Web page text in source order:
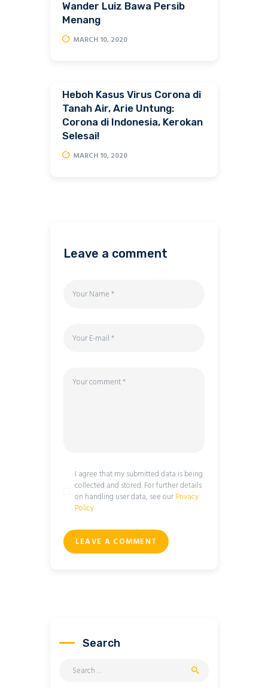
Wander Luiz Bawa Persib
Menang
MARCH 10, 2020
Heboh Kasus Virus Corona di
Tanah Air, Arie Untung:
Corona di Indonesia, Kerokan
Selesai!
MARCH 10, 2020
Leave a comment
I agree that my submitted data is being
collected and stored. For further details
on handling user data, see ourPrivacy
Policy
Search